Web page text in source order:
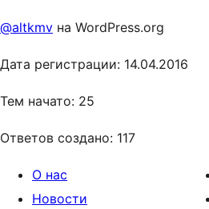
@altkmv на WordPress.org
Дата регистрации: 14.04.2016
Тем начато: 25
Ответов создано: 117
О нас
Новости